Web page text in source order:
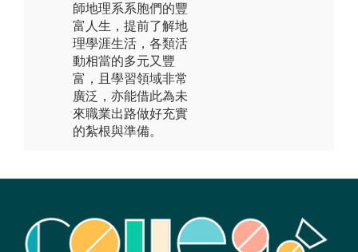
師地理系系胞們的豐
富人生，提前了解地
理學涯生活，各類活
動相當的多元又豐
富，且學習領域非常
廣泛，亦能借此為未
來職業出路做好充實
的紮根與準備。